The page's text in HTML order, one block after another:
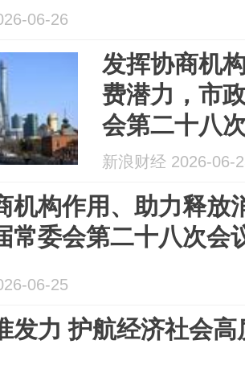
06-26
发挥协商机
费潜力，市
会第二十八
新浪财经 2026-06-
机构作用、助力释放
常委会第二十八次会
06-25
发力 护航经济社会高